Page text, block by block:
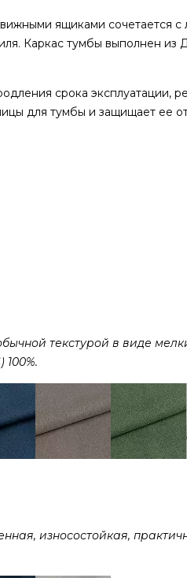
ящиками сочетается
Каркас тумбы выполнен
срока эксплуатации,
для тумбы и защищает ее
текстурой в виде
100%.
износостойкая,